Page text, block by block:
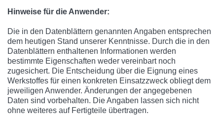
Hinweise für die Anwender:
Die in den Datenblättern genannten Angaben entsprechen
dem heutigen Stand unserer Kenntnisse. Durch die in den
Datenblättern enthaltenen Informationen werden
bestimmte Eigenschaften weder vereinbart noch
zugesichert. Die Entscheidung über die Eignung eines
Werkstoffes für einen konkreten Einsatzzweck obliegt dem
jeweiligen Anwender. Änderungen der angegebenen
Daten sind vorbehalten. Die Angaben lassen sich nicht
ohne weiteres auf Fertigteile übertragen.